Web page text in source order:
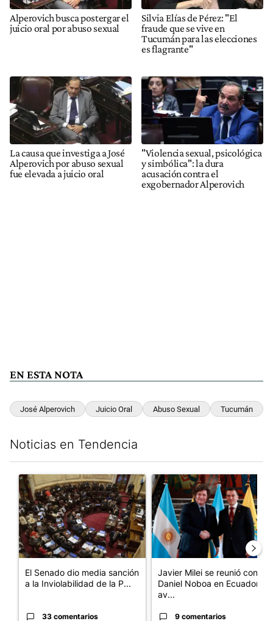
Alperovich busca postergar el
juicio oral por abuso sexual
Silvia Elías de Pérez: "El
fraude que se vive en
Tucumán para las elecciones
es flagrante"
La causa que investiga a José
Alperovich por abuso sexual
fue elevada a juicio oral
"Violencia sexual, psicológica
y simbólica": la dura
acusación contra el
exgobernador Alperovich
EN ESTA NOTA
José Alperovich Juicio Oral Abuso Sexual Tucumán
Noticias en Tendencia
Un artículo de tendencia con el título "El Senado dio media
El Senado dio media sanción
a la Inviolabilidad de la P...
33 comentarios
Un artículo de tendencia con
Javier Milei se reunió con
Daniel Noboa en Ecuador y
av...
9 comentarios